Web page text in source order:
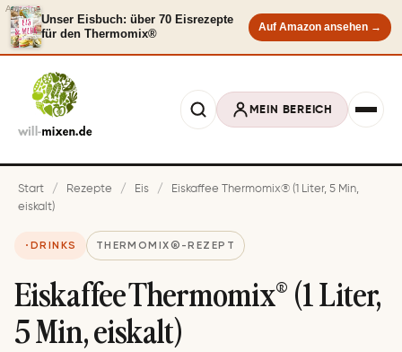
Anzeige
Unser Eisbuch: über 70 Eisrezepte
für den Thermomix®
Auf Amazon ansehen →
MEIN BEREICH
Start / Rezepte / Eis /
Eiskaffee Thermomix® (1 Liter, 5 Min,
eiskalt)
DRINKS THERMOMIX®-REZEPT
Eiskaffee Thermomix® (1 Liter,
5 Min, eiskalt)